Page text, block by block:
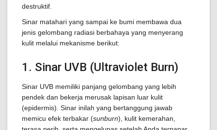
destruktif.
Sinar matahari yang sampai ke bumi membawa dua
jenis gelombang radiasi berbahaya yang menyerang
kulit melalui mekanisme berikut:
1. Sinar UVB (Ultraviolet Burn)
Sinar UVB memiliki panjang gelombang yang lebih
pendek dan bekerja merusak lapisan luar kulit
(epidermis). Sinar inilah yang bertanggung jawab
memicu efek terbakar (sunburn), kulit kemerahan,